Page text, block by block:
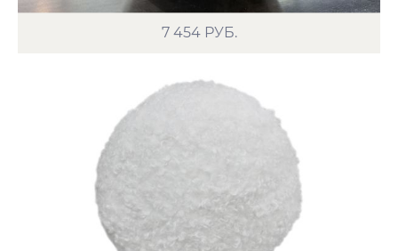
7 454 РУБ.